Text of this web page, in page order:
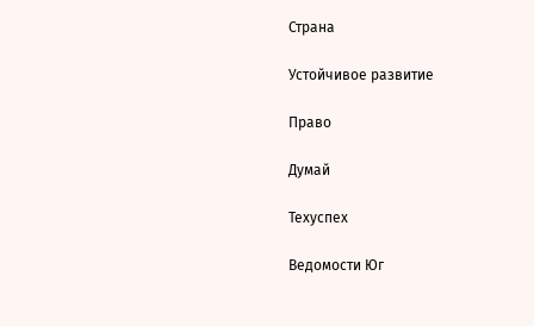
Страна
Устойчивое развитие
Право
Думай
Техуспех
Ведомости Юг